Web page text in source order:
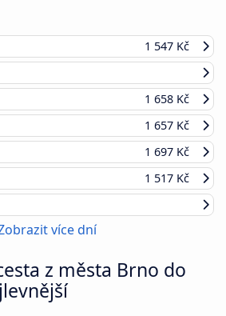
1 547 Kč
1 658 Kč
1 657 Kč
1 697 Kč
1 517 Kč
více dní
z města Brno do